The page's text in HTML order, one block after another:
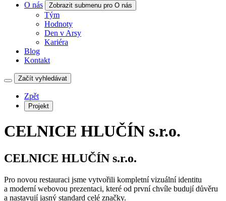
O nás
Zobrazit submenu pro O nás
Tým
Hodnoty
Den v Arsy
Kariéra
Blog
Kontakt
Začít vyhledávat
Zpět
Projekt
CELNICE HLUČÍN s.r.o.
CELNICE HLUČÍN s.r.o.
Pro novou restauraci jsme vytvořili kompletní vizuální identitu
a moderní webovou prezentaci, které od první chvíle budují důvěru
a nastavují jasný standard celé značky.